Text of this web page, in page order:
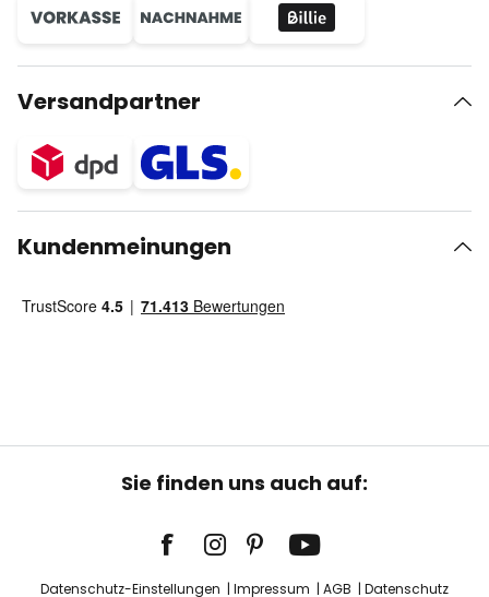
Versandpartner
Kundenmeinungen
Sie finden uns auch auf:
Datenschutz-Einstellungen Impressum AGB Datenschutz